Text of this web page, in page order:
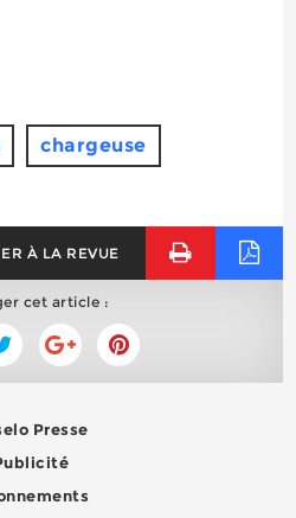
chargeuse
À LA REVUE
cet article :
Presse